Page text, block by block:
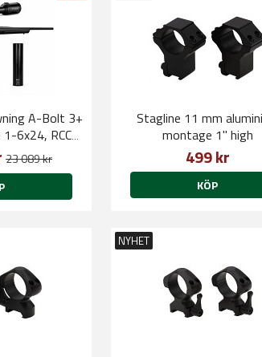
A-Bolt 3+
6x24, RCC
23 089 kr
Stagline 11 mm
montage 1" high
499 kr
KÖP
NYHET